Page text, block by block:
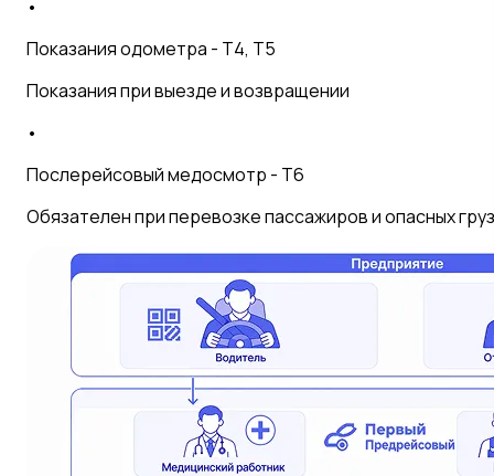
•
Показания одометра - T4, T5
Показания при выезде и возвращении
•
Послерейсовый медосмотр - T6
Обязателен при перевозке пассажиров и опасных